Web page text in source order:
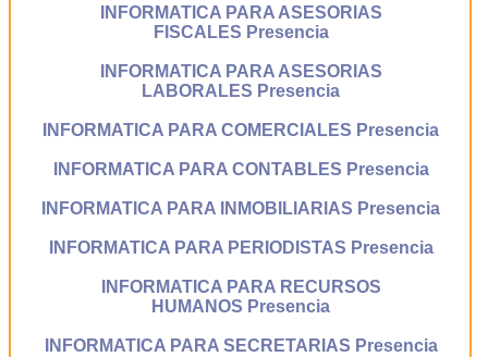
INFORMATICA PARA ASESORIAS
FISCALES Presencia
INFORMATICA PARA ASESORIAS
LABORALES Presencia
INFORMATICA PARA COMERCIALES Presencia
INFORMATICA PARA CONTABLES Presencia
INFORMATICA PARA INMOBILIARIAS Presencia
INFORMATICA PARA PERIODISTAS Presencia
INFORMATICA PARA RECURSOS
HUMANOS Presencia
INFORMATICA PARA SECRETARIAS Presencia